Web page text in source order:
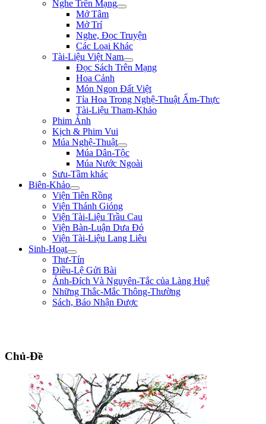
Nghe Trên Mạng
Mở Tâm
Mở Trí
Nghe, Đọc Truyện
Các Loại Khác
Tài-Liệu Việt Nam
Đọc Sách Trên Mạng
Hoa Cảnh
Món Ngon Đất Việt
Tỉa Hoa Trong Nghệ-Thuật Ẩm-Thực
Tài-Liệu Tham-Khảo
Phim Ảnh
Kịch & Phim Vui
Múa Nghệ-Thuật
Múa Dân-Tộc
Múa Nước Ngoài
Sưu-Tầm khác
Biên-Khảo
Viện Tiên Rồng
Viện Thánh Gióng
Viện Tài-Liệu Trầu Cau
Viện Bàn-Luận Dưa Đỏ
Viện Tài-Liệu Lang Liêu
Sinh-Hoạt
Thư-Tín
Điều-Lệ Gửi Bài
Ảnh-Đích Và Nguyên-Tắc của Làng Huệ
Những Thắc-Mắc Thông-Thường
Sách, Báo Nhận Được
Chủ-Đề